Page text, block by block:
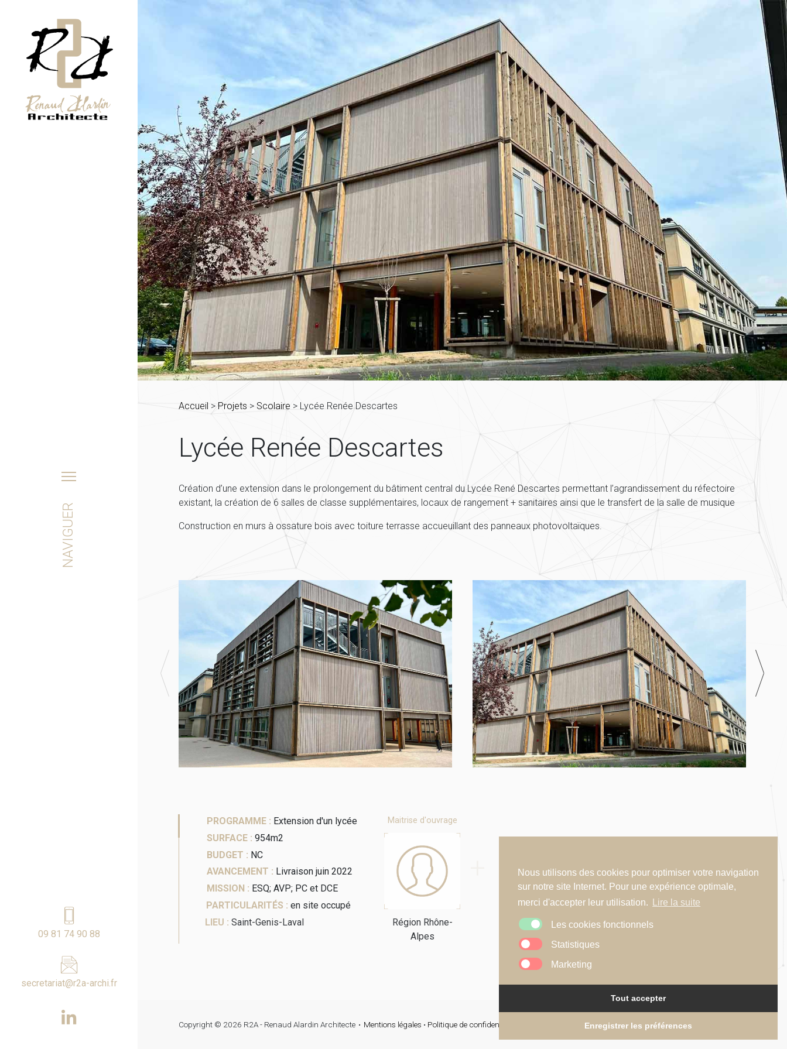
Nous utilisons des cookies pour optimiser votre navigation
sur notre site Internet. Pour une expérience optimale,
merci d'accepter leur utilisation.
Lire la suite
Les cookies fonctionnels
Statistiques
Marketing
Tout accepter
Enregistrer les préférences
NAVIGUER
09 81 74 90 88
secretariat@r2a-archi.fr
Accueil >Projets > Scolaire > Lycée Renée Descartes
Lycée Renée Descartes
Création d’une extension dans le prolongement du bâtiment central du Lycée René Descartes permettant l’agrandissement du réfectoire
existant, la création de 6 salles de classe supplémentaires, locaux de rangement + sanitaires ainsi que le transfert de la salle de musique
Construction en murs à ossature bois avec toiture terrasse accueuillant des panneaux photovoltaïques.
PROGRAMME : Extension d'un lycée
SURFACE :954m2
BUDGET : NC
AVANCEMENT : Livraison juin 2022
MISSION : ESQ; AVP; PC et DCE
PARTICULARITÉS :en site occupé
LIEU :Saint-Genis-Laval
Maitrise d'ouvrage
Région Rhône-
Alpes
R2A
Copyright © 2026 R2A - Renaud Alardin Architecte Mentions légales • Politique de confidentialité Politique de cookies Website by Illucom